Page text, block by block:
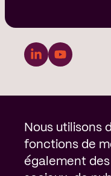
Nous utilisons
fonctions de
également